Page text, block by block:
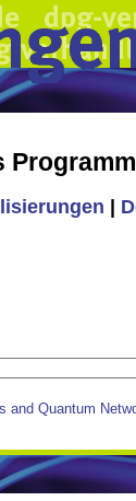
Programm
and Quantum